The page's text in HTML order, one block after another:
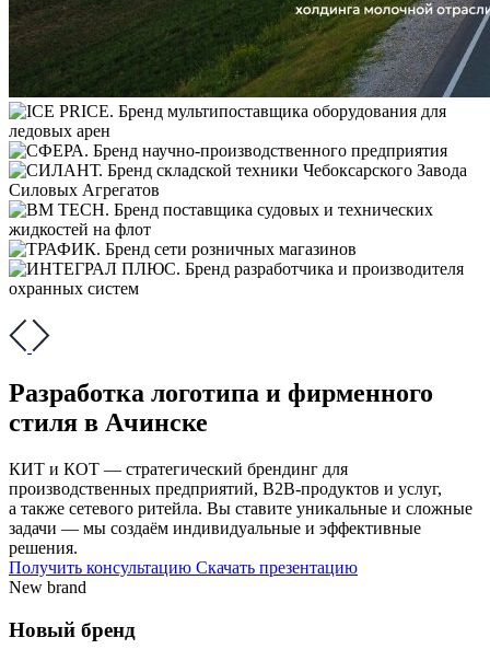
Разработка логотипа и фирменного
стиля в Ачинске
КИТ и КОТ — стратегический брендинг для
производственных предприятий, В2В-продуктов и услуг,
а также сетевого ритейла. Вы ставите уникальные и сложные
задачи — мы создаём индивидуальные и эффективные
решения.
Получить консультацию Скачать презентацию
New brand
Новый бренд